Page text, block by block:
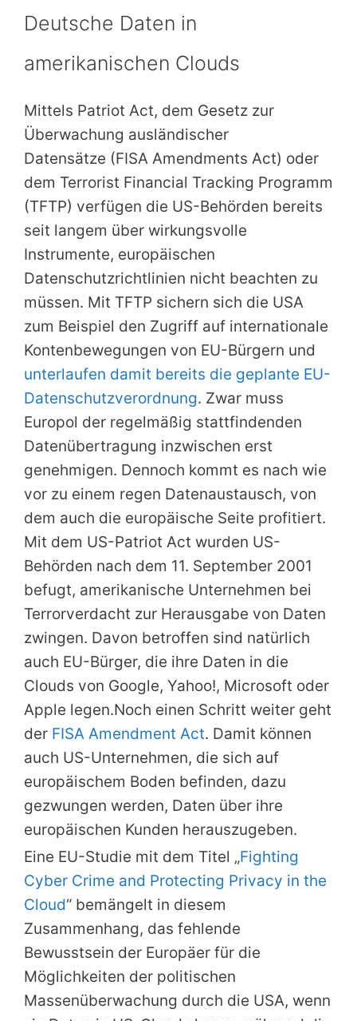
Deutsche Daten in
amerikanischen Clouds
Mittels Patriot Act, dem Gesetz zur
Überwachung ausländischer
Datensätze (FISA Amendments Act) oder
dem Terrorist Financial Tracking Programm
(TFTP) verfügen die US-Behörden bereits
seit langem über wirkungsvolle
Instrumente, europäischen
Datenschutzrichtlinien nicht beachten zu
müssen. Mit TFTP sichern sich die USA
zum Beispiel den Zugriff auf internationale
Kontenbewegungen von EU-Bürgern und
unterlaufen damit bereits die geplante EU-
Datenschutzverordnung. Zwar muss
Europol der regelmäßig stattfindenden
Datenübertragung inzwischen erst
genehmigen. Dennoch kommt es nach wie
vor zu einem regen Datenaustausch, von
dem auch die europäische Seite profitiert.
Mit dem US-Patriot Act wurden US-
Behörden nach dem 11. September 2001
befugt, amerikanische Unternehmen bei
Terrorverdacht zur Herausgabe von Daten
zwingen. Davon betroffen sind natürlich
auch EU-Bürger, die ihre Daten in die
Clouds von Google, Yahoo!, Microsoft oder
Apple legen.Noch einen Schritt weiter geht
der FISA Amendment Act. Damit können
auch US-Unternehmen, die sich auf
europäischem Boden befinden, dazu
gezwungen werden, Daten über ihre
europäischen Kunden herauszugeben.
Eine EU-Studie mit dem Titel „Fighting
Cyber Crime and Protecting Privacy in the
Cloud“ bemängelt in diesem
Zusammenhang, das fehlende
Bewusstsein der Europäer für die
Möglichkeiten der politischen
Massenüberwachung durch die USA, wenn